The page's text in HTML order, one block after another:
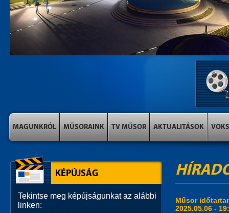
MAGUNKRÓL MŰSORAINK TV MŰSOR AKTUALITÁSOK VOKS
Műsor
2025.05.06 -
KÉPÚJSÁG
Tekintse meg képújságunkat az alábbi
linken: